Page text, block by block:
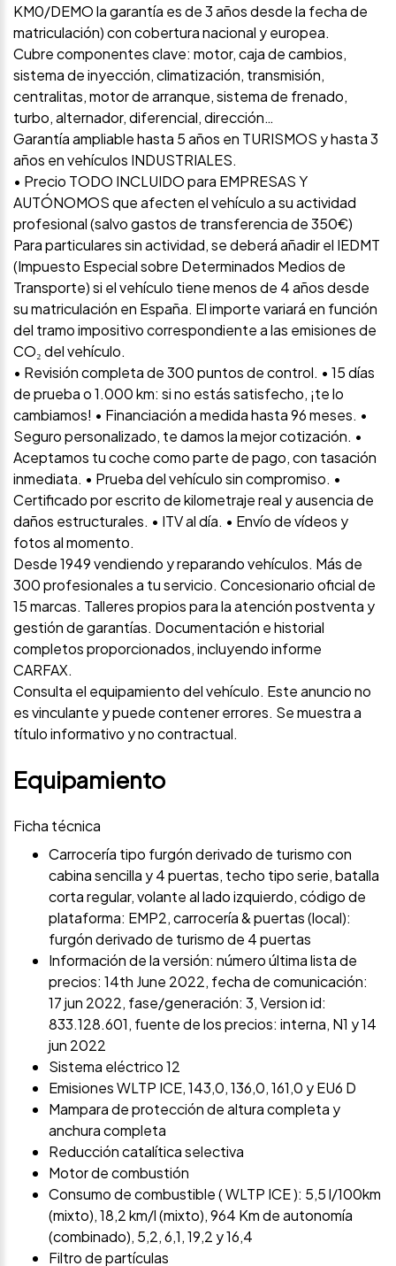
KM0/DEMO la garantía es de 3 años desde la fecha de
matriculación) con cobertura nacional y europea.
Cubre componentes clave: motor, caja de cambios,
sistema de inyección, climatización, transmisión,
centralitas, motor de arranque, sistema de frenado,
turbo, alternador, diferencial, dirección…
Garantía ampliable hasta 5 años en TURISMOS y hasta 3
años en vehículos INDUSTRIALES.
• Precio TODO INCLUIDO para EMPRESAS Y
AUTÓNOMOS que afecten el vehículo a su actividad
profesional (salvo gastos de transferencia de 350€)
Para particulares sin actividad, se deberá añadir el IEDMT
(Impuesto Especial sobre Determinados Medios de
Transporte) si el vehículo tiene menos de 4 años desde
su matriculación en España. El importe variará en función
del tramo impositivo correspondiente a las emisiones de
CO₂ del vehículo.
• Revisión completa de 300 puntos de control. • 15 días
de prueba o 1.000 km: si no estás satisfecho, ¡te lo
cambiamos! • Financiación a medida hasta 96 meses. •
Seguro personalizado, te damos la mejor cotización. •
Aceptamos tu coche como parte de pago, con tasación
inmediata. • Prueba del vehículo sin compromiso. •
Certificado por escrito de kilometraje real y ausencia de
daños estructurales. • ITV al día. • Envío de vídeos y
fotos al momento.
Desde 1949 vendiendo y reparando vehículos. Más de
300 profesionales a tu servicio. Concesionario oficial de
15 marcas. Talleres propios para la atención postventa y
gestión de garantías. Documentación e historial
completos proporcionados, incluyendo informe
CARFAX.
Consulta el equipamiento del vehículo. Este anuncio no
es vinculante y puede contener errores. Se muestra a
título informativo y no contractual.
Equipamiento
Ficha técnica
Carrocería tipo furgón derivado de turismo con
cabina sencilla y 4 puertas, techo tipo serie, batalla
corta regular, volante al lado izquierdo, código de
plataforma: EMP2, carrocería & puertas (local):
furgón derivado de turismo de 4 puertas
Información de la versión: número última lista de
precios: 14th June 2022, fecha de comunicación:
17 jun 2022, fase/generación: 3, Version id:
833.128.601, fuente de los precios: interna, N1 y 14
jun 2022
Sistema eléctrico 12
Emisiones WLTP ICE, 143,0, 136,0, 161,0 y EU6 D
Mampara de protección de altura completa y
anchura completa
Reducción catalítica selectiva
Motor de combustión
Consumo de combustible ( WLTP ICE ): 5,5 l/100km
(mixto), 18,2 km/l (mixto), 964 Km de autonomía
(combinado), 5,2, 6,1, 19,2 y 16,4
Filtro de partículas